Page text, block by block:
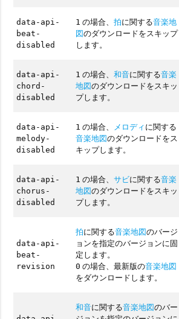
data-api-
beat-
disabled
1 の場合、拍に関する音楽地
図のダウンロードをスキップ
します。
data-api-
chord-
disabled
1 の場合、和音に関する音楽
地図のダウンロードをスキッ
プします。
data-api-
melody-
disabled
1 の場合、 メロディに関する
音楽地図のダウンロードをス
キップします。
data-api-
chorus-
disabled
1 の場合、サビに関する音楽
地図のダウンロードをスキッ
プします。
data-api-
beat-
revision
拍に関する音楽地図のバージ
ョンを指定のバージョンに固
定します。
0 の場合、最新版の音楽地図
をダウンロードします。
和音に関する音楽地図のバー